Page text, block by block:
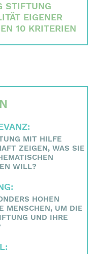
STIFTUNG
EIGENER
10 KRITERIEN
MIT HILFE
ZEIGEN, WAS SIE
WILL?
HOHEN
MENSCHEN, UM DIE
UND IHRE